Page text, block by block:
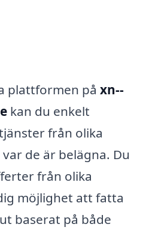
plattformen på xn--
kan du enkelt
från olika
de är belägna. Du
från olika
möjlighet att fatta
baserat på både